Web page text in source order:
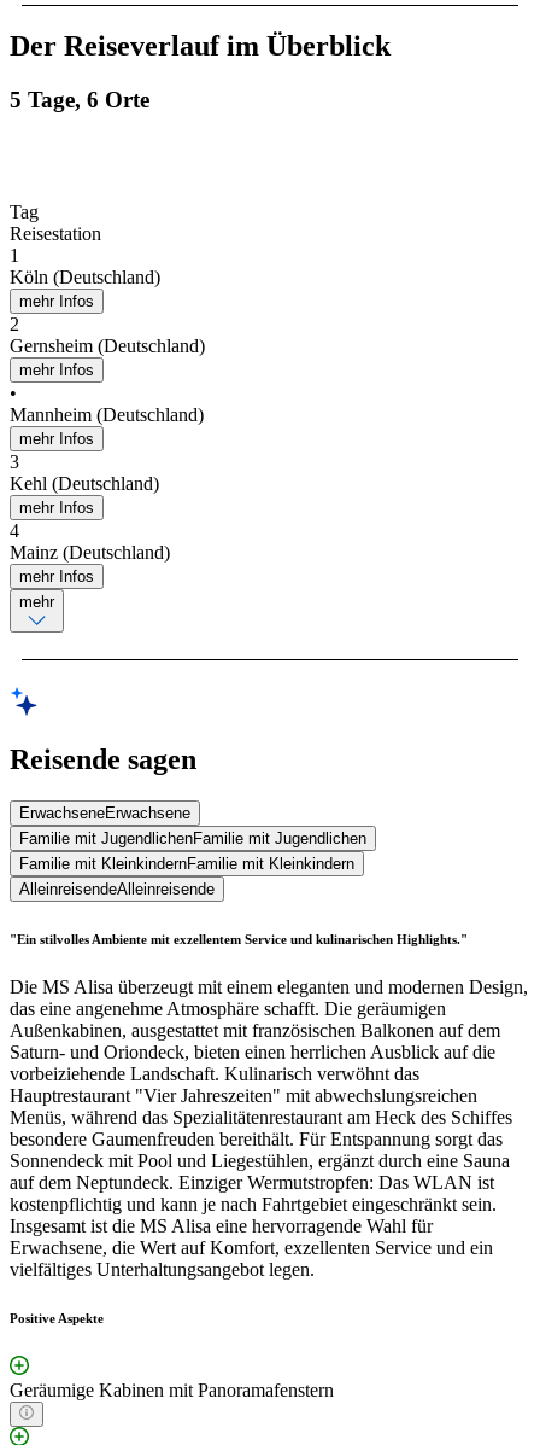
Der Reiseverlauf im Überblick
5 Tage, 6 Orte
Tag
Reisestation
1
Köln (Deutschland)
mehr Infos
2
Gernsheim (Deutschland)
mehr Infos
•
Mannheim (Deutschland)
mehr Infos
3
Kehl (Deutschland)
mehr Infos
4
Mainz (Deutschland)
mehr Infos
mehr
Reisende sagen
ErwachseneErwachsene
Familie mit JugendlichenFamilie mit Jugendlichen
Familie mit KleinkindernFamilie mit Kleinkindern
AlleinreisendeAlleinreisende
"Ein stilvolles Ambiente mit exzellentem Service und kulinarischen Highlights."
Die MS Alisa überzeugt mit einem eleganten und modernen Design,
das eine angenehme Atmosphäre schafft. Die geräumigen
Außenkabinen, ausgestattet mit französischen Balkonen auf dem
Saturn- und Oriondeck, bieten einen herrlichen Ausblick auf die
vorbeiziehende Landschaft. Kulinarisch verwöhnt das
Hauptrestaurant "Vier Jahreszeiten" mit abwechslungsreichen
Menüs, während das Spezialitätenrestaurant am Heck des Schiffes
besondere Gaumenfreuden bereithält. Für Entspannung sorgt das
Sonnendeck mit Pool und Liegestühlen, ergänzt durch eine Sauna
auf dem Neptundeck. Einziger Wermutstropfen: Das WLAN ist
kostenpflichtig und kann je nach Fahrtgebiet eingeschränkt sein.
Insgesamt ist die MS Alisa eine hervorragende Wahl für
Erwachsene, die Wert auf Komfort, exzellenten Service und ein
vielfältiges Unterhaltungsangebot legen.
Positive Aspekte
Geräumige Kabinen mit Panoramafenstern